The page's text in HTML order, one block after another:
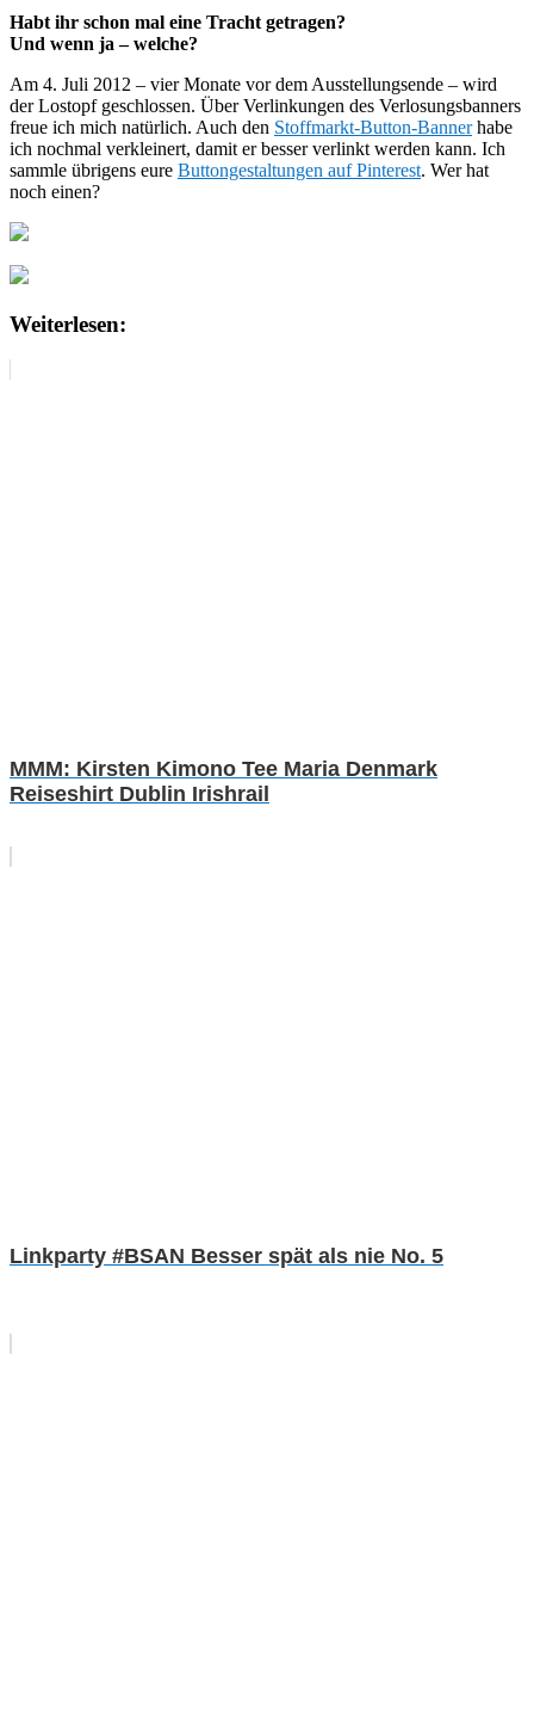
Habt ihr schon mal eine Tracht getragen?
Und wenn ja – welche?
Am 4. Juli 2012 – vier Monate vor dem Ausstellungsende – wird
der Lostopf geschlossen. Über Verlinkungen des Verlosungsbanners
freue ich mich natürlich. Auch den Stoffmarkt-Button-Bannerhabe
ich nochmal verkleinert, damit er besser verlinkt werden kann. Ich
sammle übrigens eure Buttongestaltungen auf Pinterest. Wer hat
noch einen?
Weiterlesen:
MMM: Kirsten Kimono Tee Maria Denmark
Reiseshirt Dublin Irishrail
Linkparty #BSAN Besser spät als nie No. 5